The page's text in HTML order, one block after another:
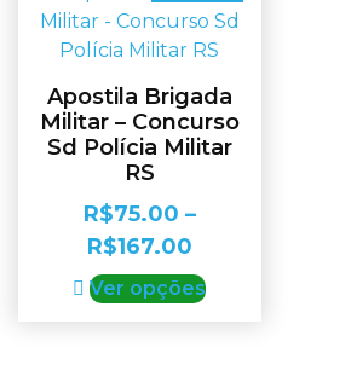
Apostila Brigada
Militar – Concurso
Sd Polícia Militar
RS
R$75.00 –
R$167.00
Ver opções